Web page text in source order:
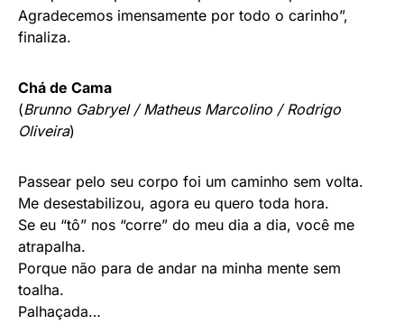
Agradecemos imensamente por todo o carinho”,
finaliza.
Chá de Cama
(Brunno Gabryel / Matheus Marcolino / Rodrigo
Oliveira)
Passear pelo seu corpo foi um caminho sem volta.
Me desestabilizou, agora eu quero toda hora.
Se eu “tô” nos “corre” do meu dia a dia, você me
atrapalha.
Porque não para de andar na minha mente sem
toalha.
Palhaçada…